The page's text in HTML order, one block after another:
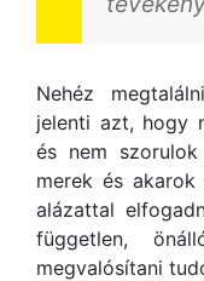
Nehéz
jelenti azt, hogy
és nem
merek és akarok
alázattal
független,
megvalósítani